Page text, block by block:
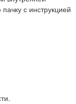
с инструкцией